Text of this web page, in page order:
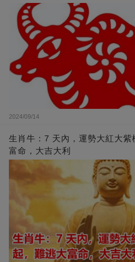
2024/09/14
生肖牛：7 天內，運勢大紅大紫
富命，大吉大利